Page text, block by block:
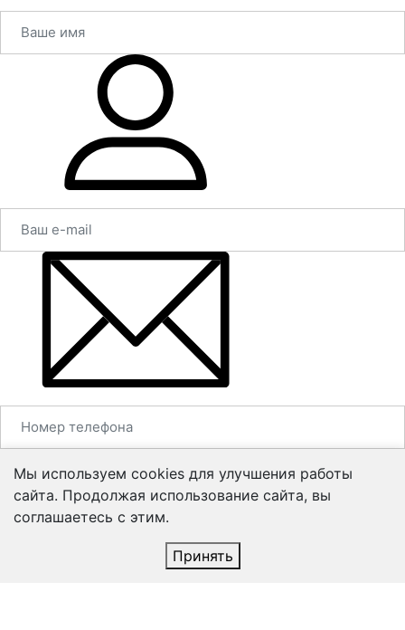
Мы используем cookies для улучшения работы
сайта. Продолжая использование сайта, вы
соглашаетесь с этим.
Принять